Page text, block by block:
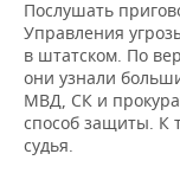
Послушать
Управления
в штатском. По
они узнали
МВД, СК и
способ защиты. К
судья.